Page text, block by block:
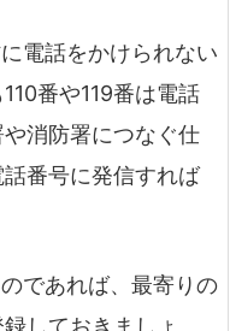
電話をかけられない
番や119番は電話
消防署につなぐ仕
番号に発信すれば
であれば、最寄りの